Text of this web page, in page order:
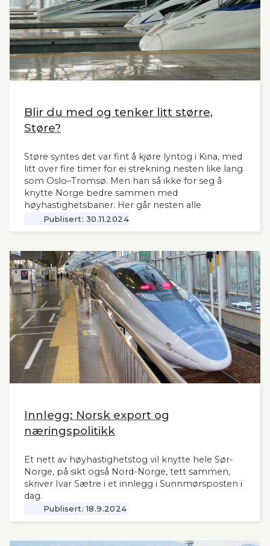
Blir du med og tenker litt større,
Støre?
Støre syntes det var fint å kjøre lyntog i Kina, med
litt over fire timer for ei strekning nesten like lang
som Oslo–Tromsø. Men han så ikke for seg å
knytte Norge bedre sammen med
høyhastighetsbaner. Her går nesten alle
jernbanemidlene til det sentrale Østlandet.
Markedet, mulighetene og behovene for raske,
vanskelig for å se. Slik innleder lederne og
sekretær i Lyntogforum Vestlandsbanen
kronikken sin i Stavanger Aftenblad 26.11.2024.
Publisert: 30.11.2024
Innlegg: Norsk export og
næringspolitikk
Et nett av høyhastighetstog vil knytte hele Sør-
Norge, på sikt også Nord-Norge, tett sammen,
skriver Ivar Sætre i et innlegg i Sunnmørsposten i
dag.
Publisert: 18.9.2024